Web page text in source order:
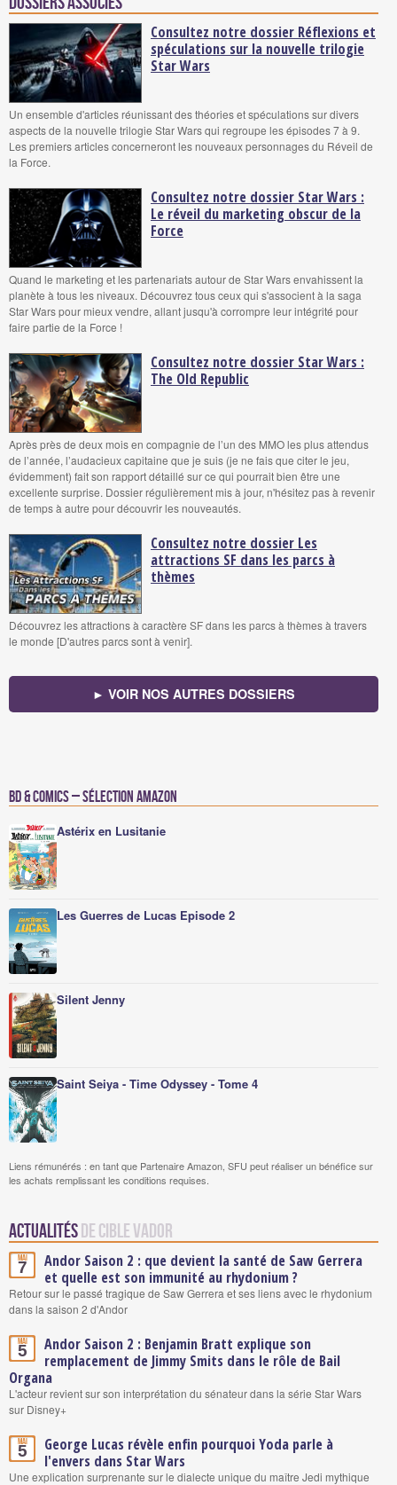
Consultez notre dossier Réflexions et
spéculations sur la nouvelle trilogie
Star Wars
Un ensemble d'articles réunissant des théories et spéculations sur divers
aspects de la nouvelle trilogie Star Wars qui regroupe les épisodes 7 à 9.
Les premiers articles concerneront les nouveaux personnages du Réveil de
la Force.
Consultez notre dossier Star Wars :
Le réveil du marketing obscur de la
Force
Quand le marketing et les partenariats autour de Star Wars envahissent la
planète à tous les niveaux. Découvrez tous ceux qui s'associent à la saga
Star Wars pour mieux vendre, allant jusqu'à corrompre leur intégrité pour
faire partie de la Force !
Consultez notre dossier Star Wars :
The Old Republic
Après près de deux mois en compagnie de l’un des MMO les plus attendus
de l’année, l’audacieux capitaine que je suis (je ne fais que citer le jeu,
évidemment) fait son rapport détaillé sur ce qui pourrait bien être une
excellente surprise. Dossier régulièrement mis à jour, n'hésitez pas à revenir
de temps à autre pour découvrir les nouveautés.
Consultez notre dossier Les
attractions SF dans les parcs à
thèmes
Découvrez les attractions à caractère SF dans les parcs à thèmes à travers
le monde [D'autres parcs sont à venir].
► VOIR NOS AUTRES DOSSIERS
BD & Comics – Sélection Amazon
Astérix en Lusitanie
Les Guerres de Lucas Episode 2
Silent Jenny
Saint Seiya - Time Odyssey - Tome 4
Liens rémunérés : en tant que Partenaire Amazon, SFU peut réaliser un bénéfice sur
les achats remplissant les conditions requises.
Actualités de Cible Vador
Mai
7
Andor Saison 2 : que devient la santé de Saw Gerrera
et quelle est son immunité au rhydonium ?
Retour sur le passé tragique de Saw Gerrera et ses liens avec le rhydonium
dans la saison 2 d'Andor
Mai
5
Andor Saison 2 : Benjamin Bratt explique son
remplacement de Jimmy Smits dans le rôle de Bail
Organa
L'acteur revient sur son interprétation du sénateur dans la série Star Wars
sur Disney+
Mai
5
George Lucas révèle enfin pourquoi Yoda parle à
l'envers dans Star Wars
Une explication surprenante sur le dialecte unique du maître Jedi mythique